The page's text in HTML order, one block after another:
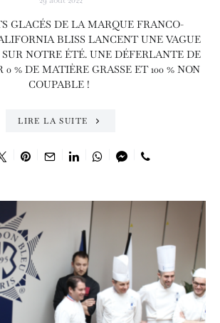
GLACÉS DE LA MARQUE FRANCO-
BLISS LANCENT UNE VAGUE
NOTRE ÉTÉ. UNE DÉFERLANTE DE
% DE MATIÈRE GRASSE ET 100 % NON
COUPABLE !
LIRE LA SUITE